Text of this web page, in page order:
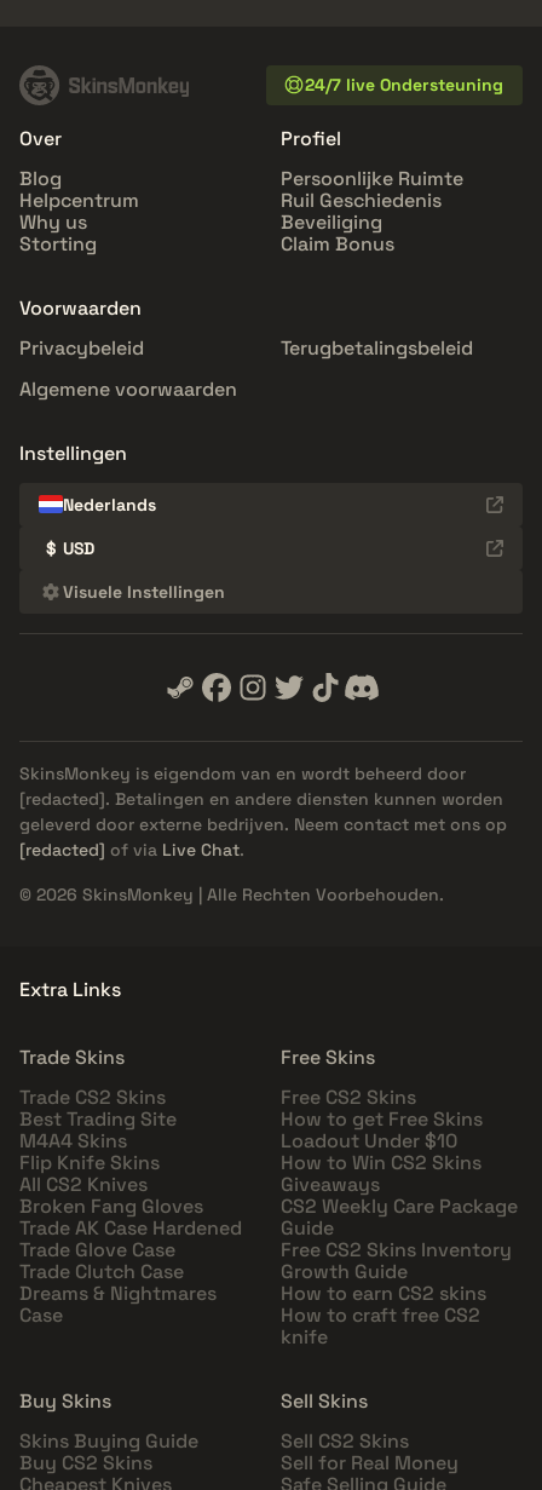
24/7 live Ondersteuning
Over
Blog
Helpcentrum
Why us
Storting
Profiel
Persoonlijke Ruimte
Ruil Geschiedenis
Beveiliging
Claim Bonus
Voorwaarden
Privacybeleid
Terugbetalingsbeleid
Algemene voorwaarden
Instellingen
Nederlands
$ USD
Visuele Instellingen
SkinsMonkey is eigendom van en wordt beheerd door
[redacted]. Betalingen en andere diensten kunnen worden
geleverd door externe bedrijven. Neem contact met ons op
[redacted] of via Live Chat.
© 2026 SkinsMonkey | Alle Rechten Voorbehouden.
Extra Links
Trade Skins
Trade CS2 Skins
Best Trading Site
M4A4 Skins
Flip Knife Skins
All CS2 Knives
Broken Fang Gloves
Trade AK Case Hardened
Trade Glove Case
Trade Clutch Case
Dreams & Nightmares
Case
Free Skins
Free CS2 Skins
How to get Free Skins
Loadout Under $10
How to Win CS2 Skins
Giveaways
CS2 Weekly Care Package
Guide
Free CS2 Skins Inventory
Growth Guide
How to earn CS2 skins
How to craft free CS2
knife
Buy Skins
Skins Buying Guide
Buy CS2 Skins
Cheapest Knives
Sell Skins
Sell CS2 Skins
Sell for Real Money
Safe Selling Guide